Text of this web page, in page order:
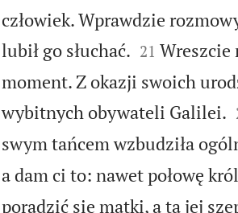
człowiek. Wprawdzie
lubił go słuchać.
21 Wreszcie
moment. Z okazji swoich
wybitnych obywateli Galilei.
swym tańcem wzbudziła
a dam ci to: nawet połowę
poradzić się matki, a ta jej